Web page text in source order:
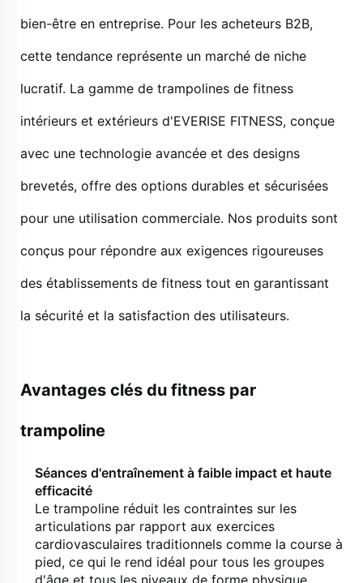
bien-être en entreprise. Pour les acheteurs B2B,
cette tendance représente un marché de niche
lucratif. La gamme de trampolines de fitness
intérieurs et extérieurs d'EVERISE FITNESS, conçue
avec une technologie avancée et des designs
brevetés, offre des options durables et sécurisées
pour une utilisation commerciale. Nos produits sont
conçus pour répondre aux exigences rigoureuses
des établissements de fitness tout en garantissant
la sécurité et la satisfaction des utilisateurs.
Avantages clés du fitness par
trampoline
Séances d'entraînement à faible impact et haute
efficacité
Le trampoline réduit les contraintes sur les
articulations par rapport aux exercices
cardiovasculaires traditionnels comme la course à
pied, ce qui le rend idéal pour tous les groupes
d'âge et tous les niveaux de forme physique.